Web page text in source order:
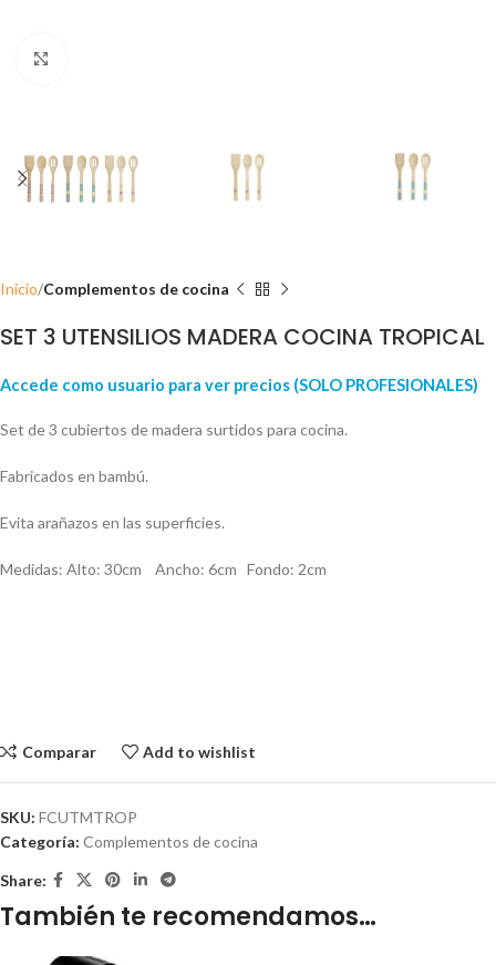
Inicio Complementos de cocina
SET 3 UTENSILIOS MADERA COCINA TROPICAL
Accede como usuario para ver precios (SOLO PROFESIONALES)
Set de 3 cubiertos de madera surtidos para cocina.
Fabricados en bambú.
Evita arañazos en las superficies.
Medidas: Alto: 30cm Ancho: 6cm Fondo: 2cm
Comparar Add to wishlist
SKU: FCUTMTROP
Categoría: Complementos de cocina
Share:
También te recomendamos…